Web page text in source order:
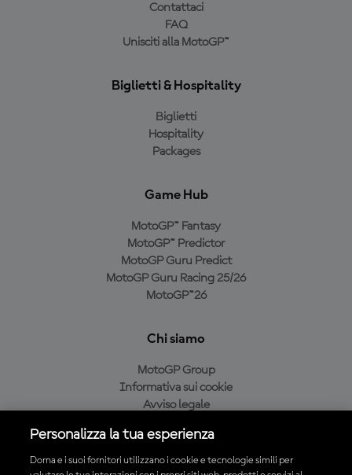
Contattaci
FAQ
Unisciti alla MotoGP™
Biglietti & Hospitality
Biglietti
Hospitality
Packages
Game Hub
MotoGP™ Fantasy
MotoGP™ Predictor
MotoGP Guru Predict
MotoGP Guru Racing 25/26
MotoGP™26
Chi siamo
MotoGP Group
Informativa sui cookie
Avviso legale
Condizioni di acquisto
Personalizza la tua esperienza
Dorna e i suoi fornitori utilizzano i cookie e tecnologie simili per